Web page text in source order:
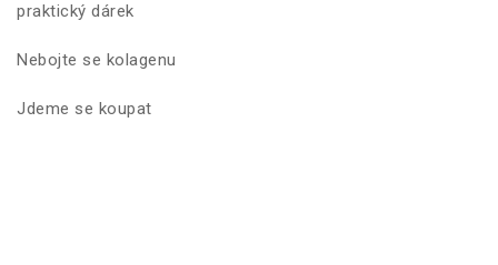
praktický dárek
Nebojte se kolagenu
Jdeme se koupat